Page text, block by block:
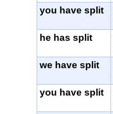
you have split
he has split
we have split
you have split